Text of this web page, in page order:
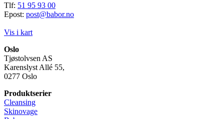
Tlf: 51 95 93 00
Epost: post@babor.no
Vis i kart
Oslo
Tjøstolvsen AS
Karenslyst Allé 55,
0277 Oslo
Produktserier
Cleansing
Skinovage